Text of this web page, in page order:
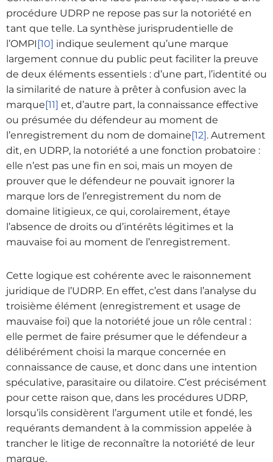
procédure UDRP ne repose pas sur la notoriété en
tant que telle. La synthèse jurisprudentielle de
l’OMPI [10] indique seulement qu’une marque
largement connue du public peut faciliter la preuve
de deux éléments essentiels : d’une part, l’identité ou
la similarité de nature à prêter à confusion avec la
marque [11] et, d’autre part, la connaissance effective
ou présumée du défendeur au moment de
l’enregistrement du nom de domaine [12] . Autrement
dit, en UDRP, la notoriété a une fonction probatoire :
elle n’est pas une fin en soi, mais un moyen de
prouver que le défendeur ne pouvait ignorer la
marque lors de l’enregistrement du nom de
domaine litigieux, ce qui, corolairement, étaye
l’absence de droits ou d’intérêts légitimes et la
mauvaise foi au moment de l’enregistrement.
Cette logique est cohérente avec le raisonnement
juridique de l’UDRP. En effet, c’est dans l’analyse du
troisième élément (enregistrement et usage de
mauvaise foi) que la notoriété joue un rôle central :
elle permet de faire présumer que le défendeur a
délibérément choisi la marque concernée en
connaissance de cause, et donc dans une intention
spéculative, parasitaire ou dilatoire. C’est précisément
pour cette raison que, dans les procédures UDRP,
lorsqu’ils considèrent l’argument utile et fondé, les
requérants demandent à la commission appelée à
trancher le litige de reconnaître la notoriété de leur
marque.